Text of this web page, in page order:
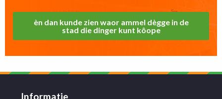
èn dan kunde zien waor ammel dègge in de
stad die dinger kunt kôope
Informatie